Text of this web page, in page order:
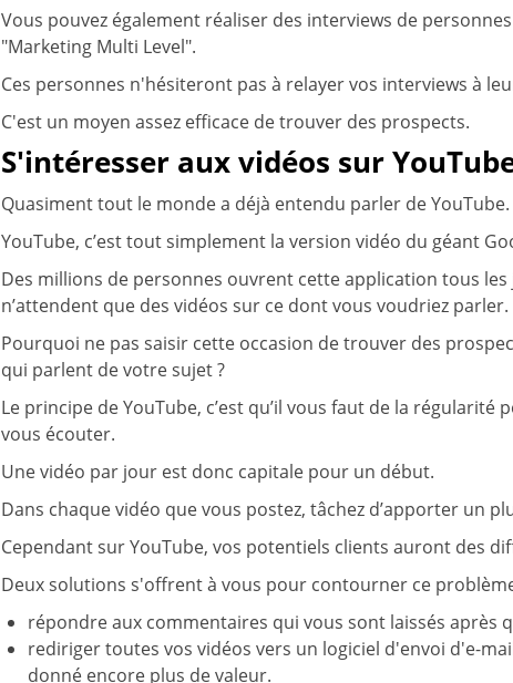
Vous pouvez également réaliser des interviews de
"Marketing Multi Level".
Ces personnes n'hésiteront pas à relayer vos interviews à
C'est un moyen assez efficace de trouver des prospects.
S'intéresser aux vidéos sur
Quasiment tout le monde a déjà entendu parler de YouTube.
YouTube, c’est tout simplement la version vidéo du géant
Des millions de personnes ouvrent cette application tous les
n’attendent que des vidéos sur ce dont vous voudriez parler.
Pourquoi ne pas saisir cette occasion de trouver des
qui parlent de votre sujet ?
Le principe de YouTube, c’est qu’il vous faut de la
vous écouter.
Une vidéo par jour est donc capitale pour un début.
Dans chaque vidéo que vous postez, tâchez d’apporter un
Cependant sur YouTube, vos potentiels clients auront des
Deux solutions s'offrent à vous pour contourner ce
répondre aux commentaires qui vous sont laissés après
rediriger toutes vos vidéos vers un logiciel d'envoi d'e-
donné encore plus de valeur.